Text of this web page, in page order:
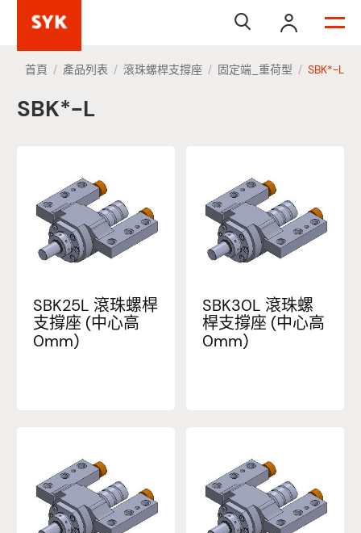
 
首頁 / 產品列表 / 滾珠螺桿支撐座 / 固定端_重荷型 / SBK*-L
SBK*-L
SBK25L 滾珠螺桿
支撐座 (中心高
0mm)
SBK30L 滾珠螺
桿支撐座 (中心高
0mm)